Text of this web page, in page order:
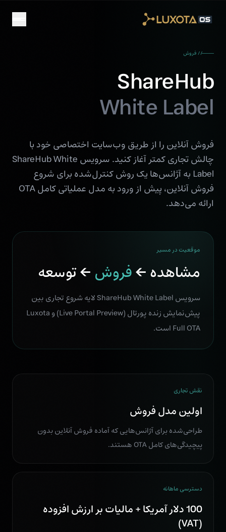
// فروش
ShareHub
White Label
فروش آنلاین را از طریق وب‌سایت اختصاصی خود با
چالش تجاری کمتر آغاز کنید. سرویس ShareHub White
Label به آژانس‌ها یک روش کنترل‌شده برای شروع
فروش آنلاین، پیش از ورود به مدل عملیاتی کامل OTA
ارائه می‌دهد.
موقعیت در مسیر
مشاهده ←فروش ← توسعه
سرویس ShareHub White Label لایه شروع تجاری بین
پیش‌نمایش زنده پورتال (Live Portal Preview) و Luxota
Full OTA است.
نقش تجاری
اولین مدل فروش
طراحی‌شده برای آژانس‌هایی که آماده فروش آنلاین بدون
پیچیدگی‌های کامل OTA هستند.
دسترسی ماهانه
100 دلار آمریکا + مالیات بر ارزش افزوده
(VAT)